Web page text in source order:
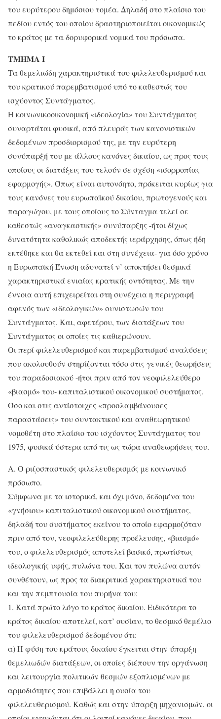
του ευρύτερου δημόσιου τομέα. Δηλαδή στο πλαίσιο του
πεδίου εντός του οποίου δραστηριοποιείται οικονομικώς
το κράτος με τα δορυφορικά νομικά του πρόσωπα.
ΤΜΗΜΑ Ι
Τα θεμελιώδη χαρακτηριστικά του φιλελευθερισμού και
του κρατικού παρεμβατισμού υπό το καθεστώς του
ισχύοντος Συντάγματος.
Η κοινωνικοοικονομική «ιδεολογία» του Συντάγματος
συναρτάται φυσικά, από πλευράς των κανονιστικών
δεδομένων προσδιορισμού της, με την ευρύτερη
συνύπαρξή του με άλλους κανόνες δικαίου, ως προς τους
οποίους οι διατάξεις του τελούν σε σχέση «ισορροπίας
εφαρμογής». Όπως είναι αυτονόητο, πρόκειται κυρίως για
τους κανόνες του ευρωπαϊκού δικαίου, πρωτογενούς και
παραγώγου, με τους οποίους το Σύνταγμα τελεί σε
καθεστώς «αναγκαστικής» συνύπαρξης -ήτοι δίχως
δυνατότητα καθολικώς αποδεκτής ιεράρχησης, όπως ήδη
εκτέθηκε και θα εκτεθεί και στη συνέχεια- για όσο χρόνο
η Ευρωπαϊκή Ένωση αδυνατεί ν’ αποκτήσει θεσμικά
χαρακτηριστικά ενιαίας κρατικής οντότητας. Με την
έννοια αυτή επιχειρείται στη συνέχεια η περιγραφή
αφενός των «ιδεολογικών» συνιστωσών του
Συντάγματος. Και, αφετέρου, των διατάξεων του
Συντάγματος οι οποίες τις καθιερώνουν.
Οι περί φιλελευθερισμού και παρεμβατισμού αναλύσεις
που ακολουθούν στηρίζονται τόσο στις γενικές θεωρήσεις
του παραδοσιακού -ήτοι πριν από τον νεοφιλελεύθερο
«βιασμό» του- καπιταλιστικού οικονομικού συστήματος.
Όσο και στις αντίστοιχες «προσλαμβάνουσες
παραστάσεις» του συντακτικού και αναθεωρητικού
νομοθέτη στο πλαίσιο του ισχύοντος Συντάγματος του
1975, φυσικά ύστερα από τις ως τώρα αναθεωρήσεις του.
Α. Ο ριζοσπαστικός φιλελευθερισμός με κοινωνικό
πρόσωπο.
Σύμφωνα με τα ιστορικά, και όχι μόνο, δεδομένα του
«γνήσιου» καπιταλιστικού οικονομικού συστήματος,
δηλαδή του συστήματος εκείνου το οποίο εφαρμοζόταν
πριν από τον, νεοφιλελεύθερης προέλευσης, «βιασμό»
του, ο φιλελευθερισμός αποτελεί βασικό, πρωτίστως
ιδεολογικής υφής, πυλώνα του. Και τον πυλώνα αυτόν
συνθέτουν, ως προς τα διακριτικά χαρακτηριστικά του
και την πεμπτουσία του πυρήνα του:
1. Κατά πρώτο λόγο το κράτος δικαίου. Ειδικότερα το
κράτος δικαίου αποτελεί, κατ’ ουσίαν, το θεσμικό θεμέλιο
του φιλελευθερισμού δεδομένου ότι:
α) Η φύση του κράτους δικαίου έγκειται στην ύπαρξη
θεμελιωδών διατάξεων, οι οποίες διέπουν την οργάνωση
και λειτουργία πολιτικών θεσμών εξοπλισμένων με
αρμοδιότητες που επιβάλλει η ουσία του
φιλελευθερισμού. Καθώς και στην ύπαρξη μηχανισμών, οι